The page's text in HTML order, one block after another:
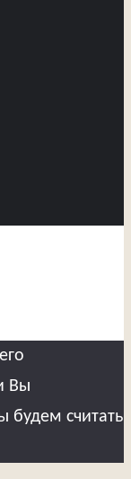
Вы
будем считать